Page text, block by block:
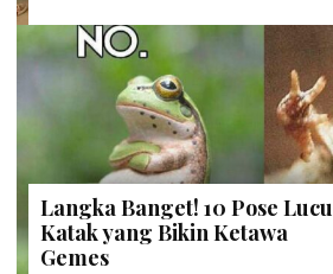
Langka Banget! 10 Pose Lucu
Katak yang Bikin Ketawa
Gemes